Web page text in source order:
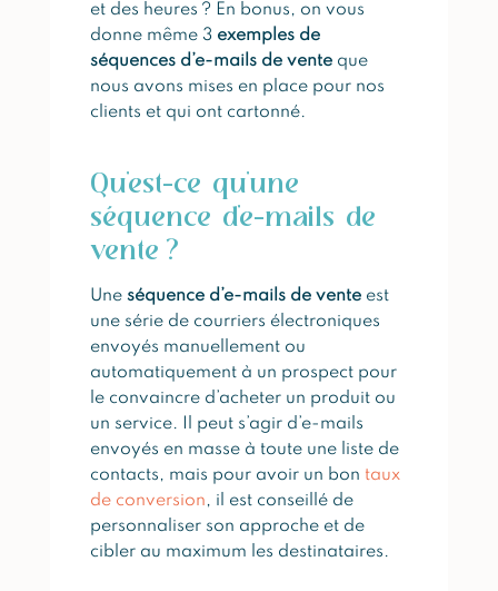
et des heures ? En bonus, on vous
donne même 3 exemples de
séquences d’e-mails de venteque
nous avons mises en place pour nos
clients et qui ont cartonné.
Qu’est-ce qu’une
séquence d’e-mails de
vente ?
Une séquence d’e-mails de venteest
une série de courriers électroniques
envoyés manuellement ou
automatiquement à un prospect pour
le convaincre d’acheter un produit ou
un service. Il peut s’agir d’e-mails
envoyés en masse à toute une liste de
contacts, mais pour avoir un bon taux
de conversion, il est conseillé de
personnaliser son approche et de
cibler au maximum les destinataires.